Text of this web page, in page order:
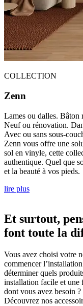
COLLECTION
Zenn
Lames ou dalles. Bâton
Neuf ou rénovation.
Avec ou sans sous-
Zenn vous offre une
sol en vinyle, cette
authentique. Quel que
et la beauté à vos pieds.
lire plus
Et surtout,
font toute la
Vous avez choisi votre
commencer
déterminer quels
installation facile et une
dont vous avez besoin ?
Découvrez nos